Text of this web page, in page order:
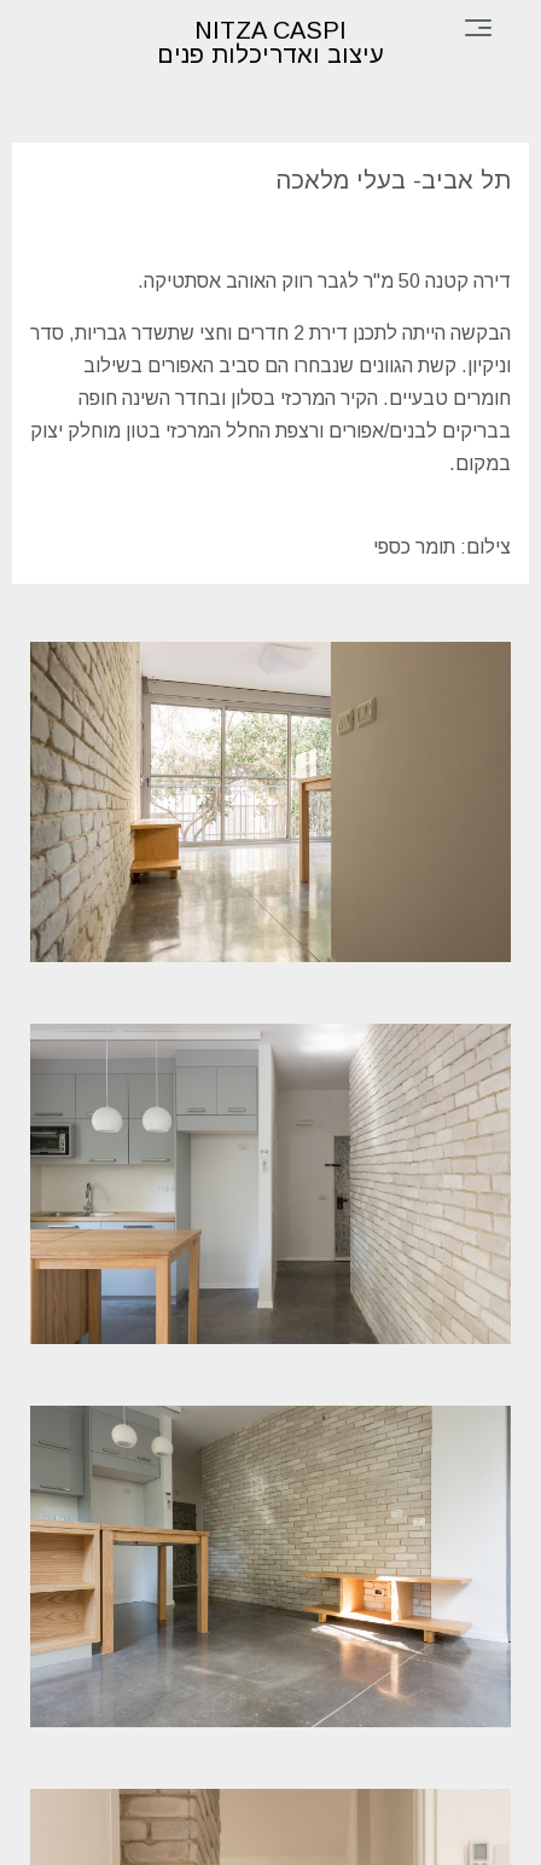
NITZA CASPI
עיצוב ואדריכלות פנים
×
הבית
ופרטים
אודות
צור
תל אביב- בעלי מלאכה
דירה קטנה 50 מ"ר לגבר רווק האוהב אסתטיקה.
הבקשה הייתה לתכנן דירת 2 חדרים וחצי שתשדר גבריות, סדר
וניקיון. קשת הגוונים שנבחרו הם סביב האפורים בשילוב
חומרים טבעיים. הקיר המרכזי בסלון ובחדר השינה חופה
בבריקים לבנים/אפורים ורצפת החלל המרכזי בטון מוחלק יצוק
במקום.
צילום: תומר כספי